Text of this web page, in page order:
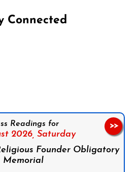
Connected
Readings for
2026, Saturday
Founder Obligatory
Memorial
>>